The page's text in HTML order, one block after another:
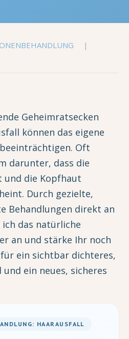
Geheimratsecken
können das eigene
Oft
darunter, dass die
und die Kopfhaut
Durch gezielte,
Behandlungen direkt an
das natürliche
an und stärke Ihr noch
ein sichtbar dichteres,
ein neues, sicheres
HAARAUSFALL